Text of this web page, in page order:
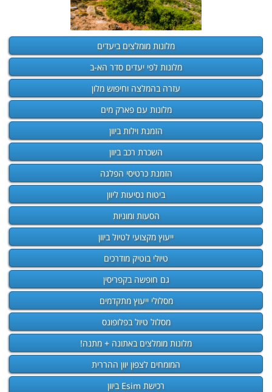
מלונות מומלצים ביעדים
מלונות לפי יעדים סדר הא-ב
עזרה בהמלצה וחיפוש מלון
מלונות עם פארק מים
הזמנת וילות ביוון
השכרת רכב ביוון
הזמנת כרטיסי הפלגה
ביטוח נסיעות ליוון
הסעות ומוניות
ייעוץ מקצועי לטיול ביוון
טיולי בוטיק מודרכים
גם חופשה בקפריסין
מסלולי ייעוץ מתקדמים
מסלול טיול בפלופונס
מלונות מומלצים באתונה + מתנה!
המומחים לצפון יוון ההררית
רכישת Esim ביוון